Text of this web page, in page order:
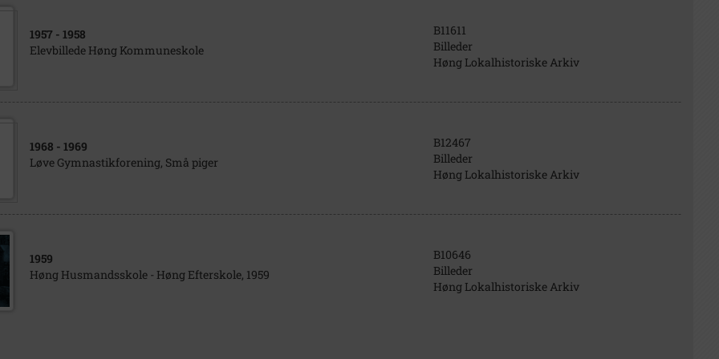
1957 - 1958
Elevbillede Høng Kommuneskole
B11611
Billeder
Høng Lokalhistoriske Arkiv
1968 - 1969
Løve Gymnastikforening, Små piger
B12467
Billeder
Høng Lokalhistoriske Arkiv
1959
Høng Husmandsskole - Høng Efterskole, 1959
B10646
Billeder
Høng Lokalhistoriske Arkiv